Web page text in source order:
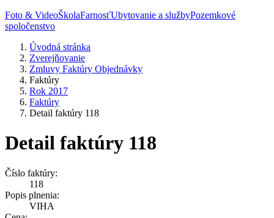
Foto & VideoŠkolaFarnosťUbytovanie a službyPozemkové
spoločenstvo
Úvodná stránka
Zverejňovanie
Zmluvy Faktúry Objednávky
Faktúry
Rok 2017
Faktúry
Detail faktúry 118
Detail faktúry 118
Číslo faktúry:
118
Popis plnenia:
VIHA